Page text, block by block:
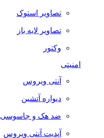
تصاویر استوک
تصاویر لایه باز
وکتور
امنیتی
آنتی ویروس
دیواره آتشین
ضد هک و جاسوسی
آپدیت آنتی ویروس